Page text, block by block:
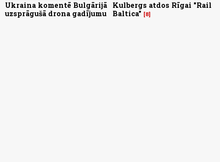
Ukraina komentē Bulgārijā
uzsprāgušā drona gadījumu
Kulbergs atdos Rīgai "Rail
Baltica"
8